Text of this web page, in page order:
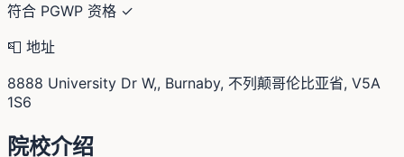
符合 PGWP 资格 ✓
📮 地址
8888 University Dr W,, Burnaby, 不列颠哥伦比亚省, V5A
1S6
院校介绍